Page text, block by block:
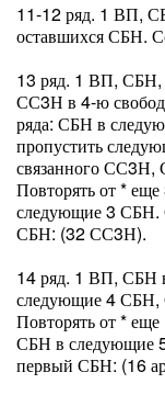
11-12 ряд. 1 ВП,
оставшихся СБН.
13 ряд. 1 ВП, СБН,
СС3Н в 4-ю
ряда: СБН в
пропустить
связанного
Повторять от *
следующие 3 СБН.
СБН: (32 СС3Н).
14 ряд. 1 ВП, СБН
следующие 4 СБН,
Повторять от *
СБН в следующие
первый СБН: (16